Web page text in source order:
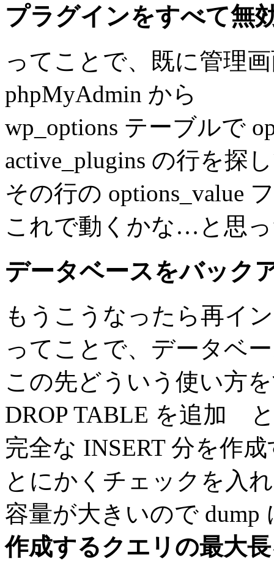
プラグインをすべて無
ってことで、既に管理
phpMyAdmin から
wp_options テーブルで
active_plugins の行を探
その行の options_value
これで動くかな…と思
データベースをバック
もうこうなったら再イ
ってことで、データベ
この先どういう使い方
DROP TABLE を追加
完全な INSERT 分を作
とにかくチェックを入
容量が大きいので dump
作成するクエリの最大